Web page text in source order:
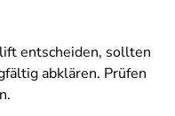
entscheiden, sollten
abklären. Prüfen